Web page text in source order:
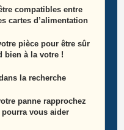
compatibles entre
cartes d’alimentation
pièce pour être sûr
bien à la votre !
la recherche
panne rapprochez
vous aider